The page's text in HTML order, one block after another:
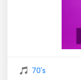
70's